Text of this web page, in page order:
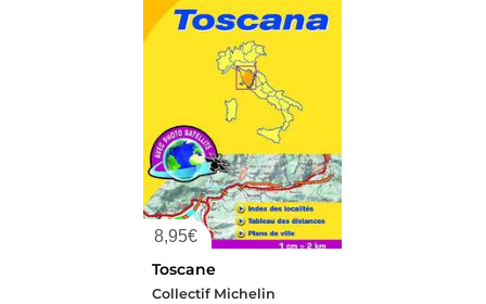
8,95€
Toscane
Collectif Michelin